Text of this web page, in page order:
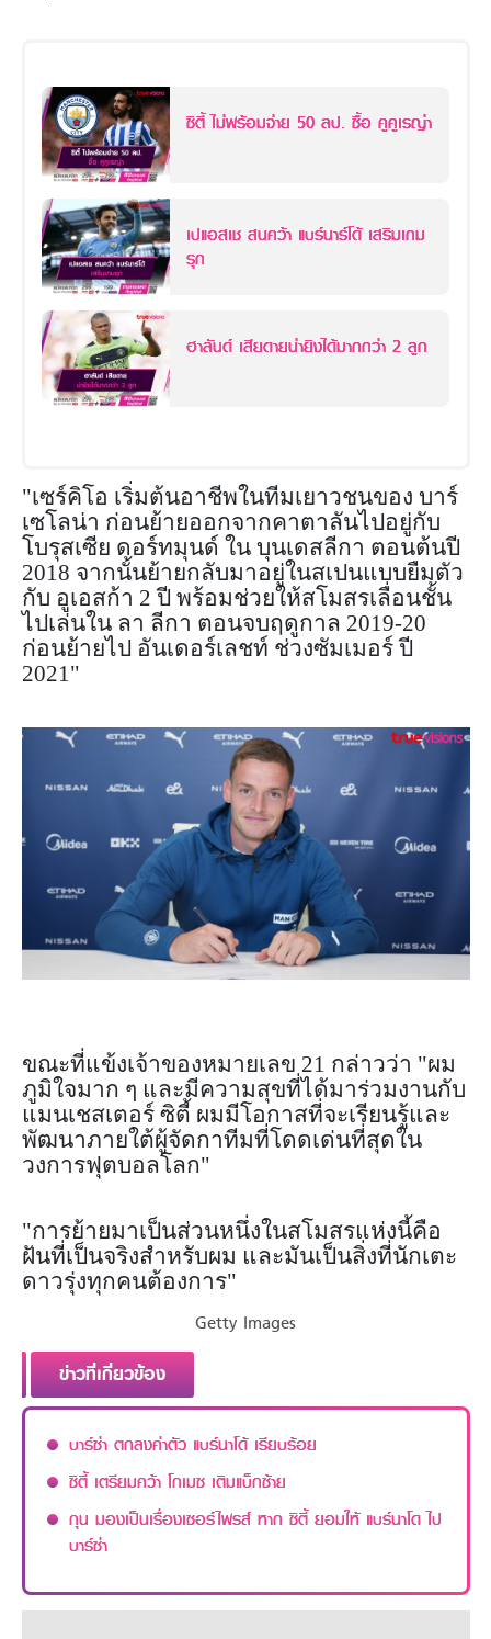
ซิตี้ ไม่พร้อมจ่าย 50 ลป. ซื้อ คูคูเรญ่า
เปแอสเช สนคว้า แบร์นาร์โด้ เสริมเกม
รุก
ฮาลันด์ เสียดายน่ายิงได้มากกว่า 2 ลูก
"เซร์คิโอ เริ่มต้นอาชีพในทีมเยาวชนของ บาร์
เซโลน่า ก่อนย้ายออกจากคาตาลันไปอยู่กับ
โบรุสเซีย ดอร์ทมุนด์ ใน บุนเดสลีกา ตอนต้นปี
2018 จากนั้นย้ายกลับมาอยู่ในสเปนแบบยืมตัว
กับ อูเอสก้า 2 ปี พร้อมช่วยให้สโมสรเลื่อนชั้น
ไปเล่นใน ลา ลีกา ตอนจบฤดูกาล 2019-20
ก่อนย้ายไป อันเดอร์เลชท์ ช่วงซัมเมอร์ ปี
2021"
ขณะที่แข้งเจ้าของหมายเลข 21 กล่าวว่า "ผม
ภูมิใจมาก ๆ และมีความสุขที่ได้มาร่วมงานกับ
แมนเชสเตอร์ ซิตี้ ผมมีโอกาสที่จะเรียนรู้และ
พัฒนาภายใต้ผู้จัดกาทีมที่โดดเด่นที่สุดใน
วงการฟุตบอลโลก"
"การย้ายมาเป็นส่วนหนึ่งในสโมสรแห่งนี้คือ
ฝันที่เป็นจริงสำหรับผม และมันเป็นสิ่งที่นักเตะ
ดาวรุ่งทุกคนต้องการ"
Getty Images
ข่าวที่เกี่ยวข้อง
บาร์ซ่า ตกลงค่าตัว แบร์นาโด้ เรียบร้อย
ซิตี้ เตรียมคว้า โกเมซ เติมแบ็กซ้าย
กุน มองเป็นเรื่องเซอร์ไพรส์ หาก ซิตี้ ยอมให้ แบร์นาโด ไป
บาร์ซ่า